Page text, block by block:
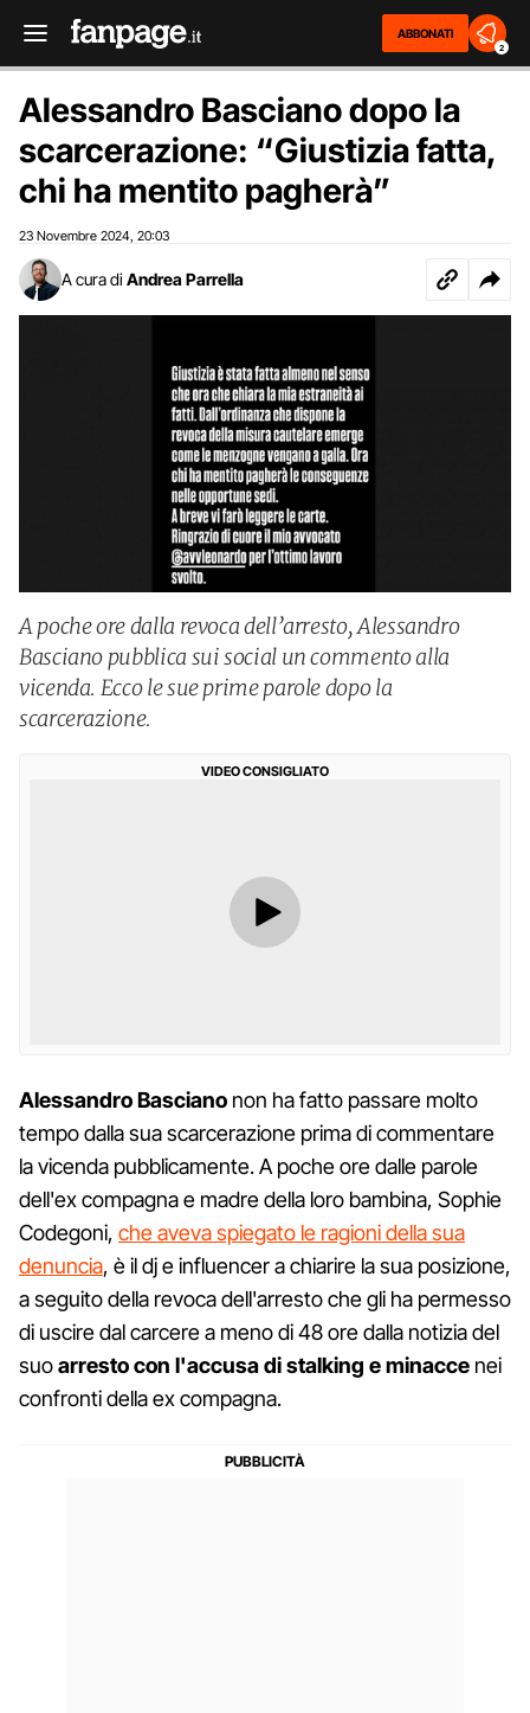
ABBONATI
2
Alessandro Basciano dopo la
scarcerazione: “Giustizia fatta,
chi ha mentito pagherà”
23 Novembre 2024 20:03
A cura di Andrea Parrella
A poche ore dalla revoca dell’arresto, Alessandro
Basciano pubblica sui social un commento alla
vicenda. Ecco le sue prime parole dopo la
scarcerazione.
VIDEO CONSIGLIATO
Alessandro Basciano non ha fatto passare molto
tempo dalla sua scarcerazione prima di commentare
la vicenda pubblicamente. A poche ore dalle parole
dell'ex compagna e madre della loro bambina, Sophie
Codegoni, che aveva spiegato le ragioni della sua
denuncia, è il dj e influencer a chiarire la sua posizione,
a seguito della revoca dell'arresto che gli ha permesso
di uscire dal carcere a meno di 48 ore dalla notizia del
suoarresto con l'accusa di stalking e minacce nei
confronti della ex compagna.